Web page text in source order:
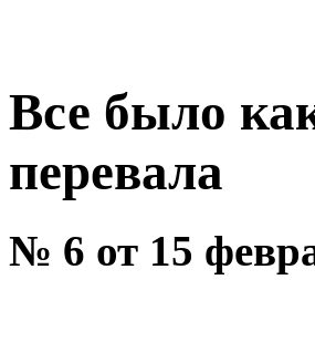
Все было
перевала
№ 6 от 15